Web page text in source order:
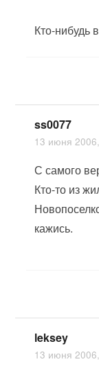
Кто-нибудь
ss0077
13 июня
С самого
Кто-то из
кажись.
leksey
13 июня